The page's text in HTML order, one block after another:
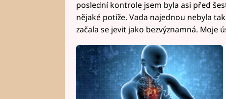
poslední kontrole jsem byla asi před
nějaké potíže. Vada najednou nebyla
začala se jevit jako bezvýznamná. Moje